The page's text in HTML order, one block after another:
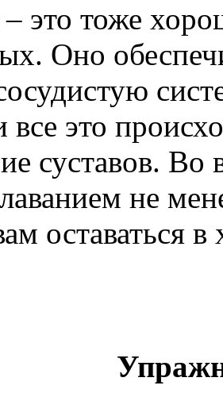
это тоже
Оно
это
суставов. Во
не
оставаться